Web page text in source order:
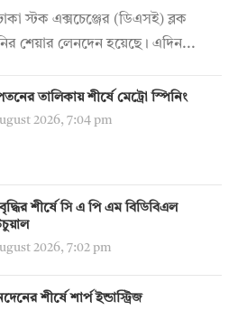
ঢাকা স্টক এক্সচেঞ্জের (ডিএসই) ব্লক
শেয়ার লেনদেন হয়েছে। এদিন...
তালিকায় শীর্ষে মেট্রো স্পিনিং
2026, 7:04 pm
শীর্ষে সি এ পি এম বিডিবিএল
2026, 7:02 pm
শীর্ষে শার্প ইন্ডাস্ট্রিজ